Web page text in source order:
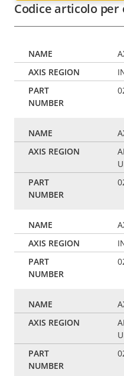
Codice articolo per